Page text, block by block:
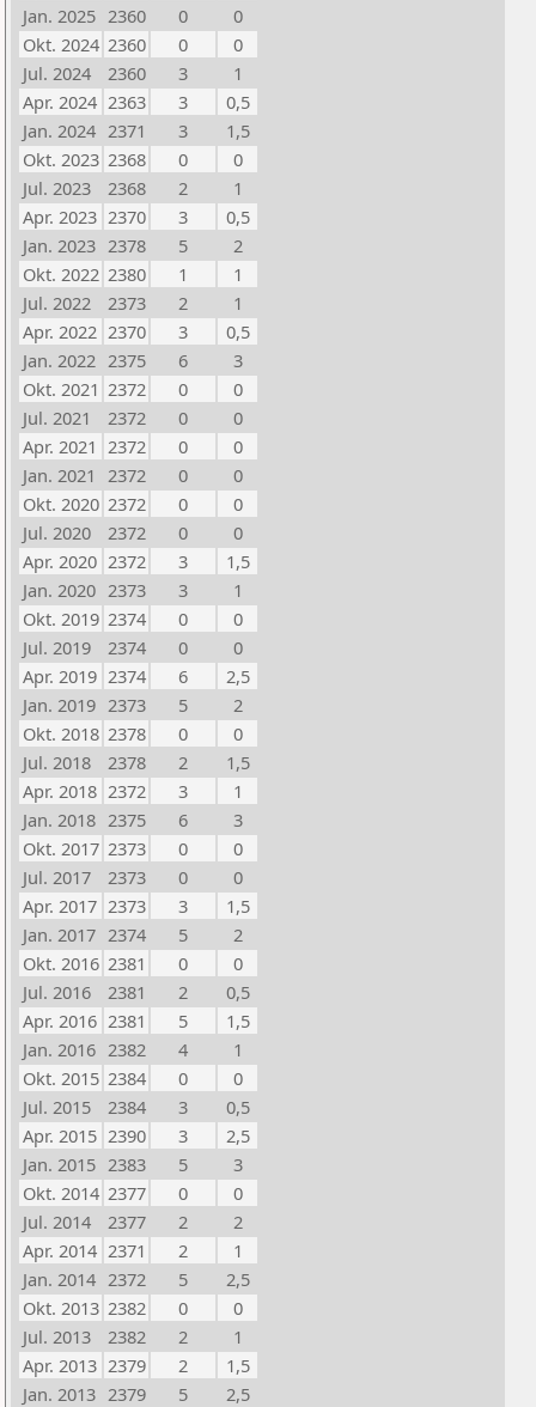
Jan. 2025 2360 0
0
Okt. 2024 2360 0
0
Jul. 2024
2360 3
1
Apr. 2024 2363 3
0,5
Jan. 2024 2371 3
1,5
Okt. 2023 2368 0
0
Jul. 2023
2368 2
1
Apr. 2023 2370 3
0,5
Jan. 2023 2378 5
2
Okt. 2022 2380 1
1
Jul. 2022
2373 2
1
Apr. 2022 2370 3
0,5
Jan. 2022 2375 6
3
Okt. 2021 2372 0
0
Jul. 2021
2372 0
0
Apr. 2021 2372 0
0
Jan. 2021 2372 0
0
Okt. 2020 2372 0
0
Jul. 2020
2372 0
0
Apr. 2020 2372 3
1,5
Jan. 2020 2373 3
1
Okt. 2019 2374 0
0
Jul. 2019
2374 0
0
Apr. 2019 2374 6
2,5
Jan. 2019 2373 5
2
Okt. 2018 2378 0
0
Jul. 2018
2378 2
1,5
Apr. 2018 2372 3
1
Jan. 2018 2375 6
3
Okt. 2017 2373 0
0
Jul. 2017
2373 0
0
Apr. 2017 2373 3
1,5
Jan. 2017 2374 5
2
Okt. 2016 2381 0
0
Jul. 2016
2381 2
0,5
Apr. 2016 2381 5
1,5
Jan. 2016 2382 4
1
Okt. 2015 2384 0
0
Jul. 2015
2384 3
0,5
Apr. 2015 2390 3
2,5
Jan. 2015 2383 5
3
Okt. 2014 2377 0
0
Jul. 2014
2377 2
2
Apr. 2014 2371 2
1
Jan. 2014 2372 5
2,5
Okt. 2013 2382 0
0
Jul. 2013
2382 2
1
Apr. 2013 2379 2
1,5
Jan. 2013 2379 5
2,5